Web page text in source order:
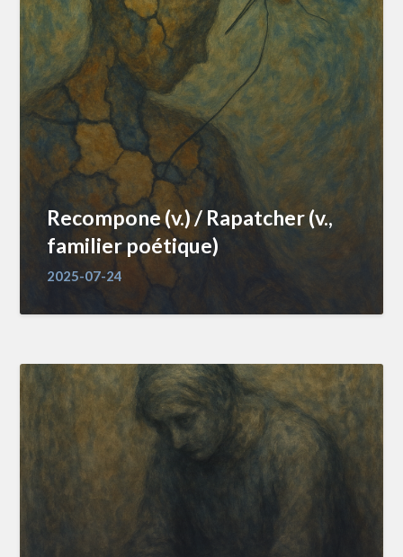
Recompone (v.) / Rapatcher (v.,
familier poétique)
2025-07-24